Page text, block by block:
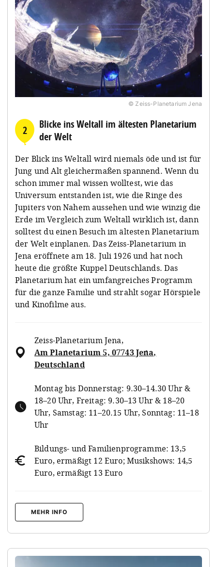
© Zeiss-Planetarium Jena
2
Blicke ins Weltall im ältesten Planetarium
der Welt
Der Blick ins Weltall wird niemals öde und ist für
Jung und Alt gleichermaßen spannend. Wenn du
schon immer mal wissen wolltest, wie das
Universum entstanden ist, wie die Ringe des
Jupiters von Nahem aussehen und wie winzig die
Erde im Vergleich zum Weltall wirklich ist, dann
solltest du einen Besuch im ältesten Planetarium
der Welt einplanen. Das Zeiss-Planetarium in
Jena eröffnete am 18. Juli 1926 und hat noch
heute die größte Kuppel Deutschlands. Das
Planetarium hat ein umfangreiches Programm
für die ganze Familie und strahlt sogar Hörspiele
und Kinofilme aus.
Zeiss-Planetarium Jena,
Am Planetarium 5, 07743 Jena,
Deutschland
Montag bis Donnerstag: 9.30–14.30 Uhr &
18–20 Uhr, Freitag: 9.30–13 Uhr & 18–20
Uhr, Samstag: 11–20.15 Uhr, Sonntag: 11–18
Uhr
Bildungs- und Familienprogramme: 13,5
Euro, ermäßigt 12 Euro; Musikshows: 14,5
Euro, ermäßigt 13 Euro
MEHR INFO